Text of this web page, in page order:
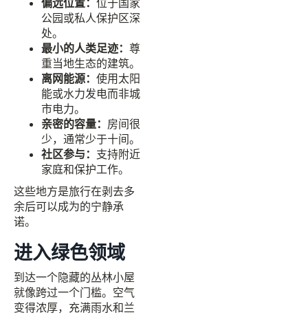
偏远位置： 位于国家
公园或私人保护区深
处。
最小的人类足迹： 尊
重当地生态的建筑。
离网能源： 使用太阳
能或水力发电而非城
市电力。
亲密的容量： 房间很
少，通常少于十间。
社区参与： 支持附近
家庭和保护工作。
这些地方是旅行在剥去多
余后可以成为的宁静承
诺。
进入绿色领域
到达一个隐藏的丛林小屋
就像跨过一个门槛。空气
变得浓厚，充满雨水和兰